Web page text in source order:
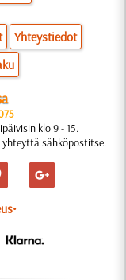
Yhteystiedot
klo 9 - 15.
yhteyttä sähköpostitse.